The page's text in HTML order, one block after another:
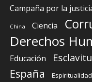
Campaña por la
China Ciencia
Derechos
Educación
España Espiritualidad